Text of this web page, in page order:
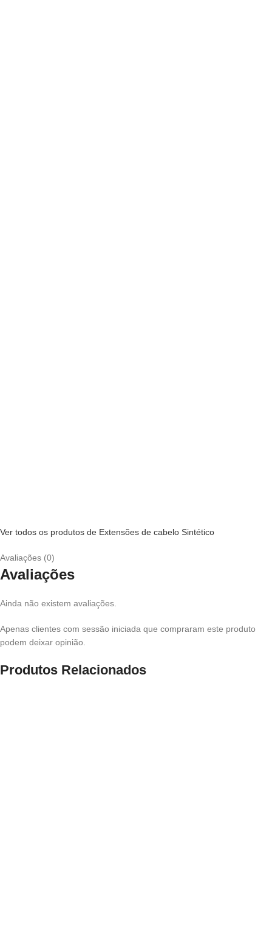
Ver todos os produtos de Extensões de cabelo Sintético
Avaliações (0)
Avaliações
Ainda não existem avaliações.
Apenas clientes com sessão iniciada que compraram este produto
podem deixar opinião.
Produtos Relacionados